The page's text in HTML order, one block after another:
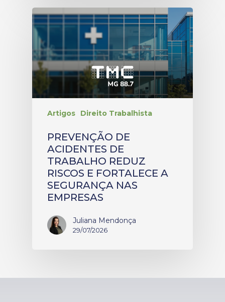
Artigos Direito Trabalhista
PREVENÇÃO DE
ACIDENTES DE
TRABALHO REDUZ
RISCOS E FORTALECE A
SEGURANÇA NAS
EMPRESAS
Juliana Mendonça
29/07/2026